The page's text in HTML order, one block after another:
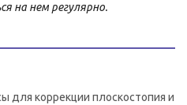
на нем регулярно.
для коррекции плоскостопия и